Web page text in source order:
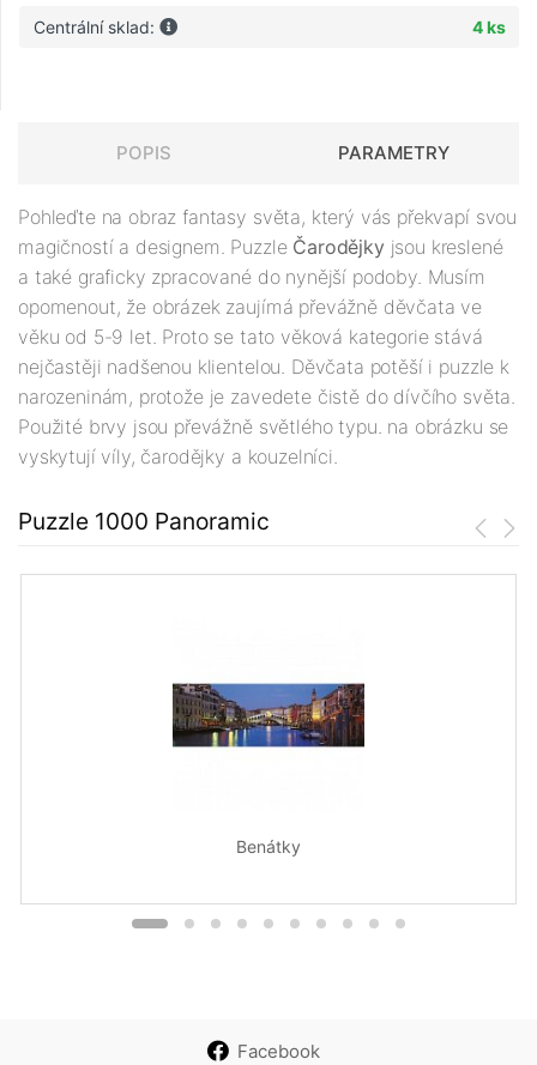
Centrální sklad: 4 ks
POPIS PARAMETRY
Pohleďte na obraz fantasy světa, který vás překvapí svou
magičností a designem. Puzzle Čarodějkyjsou kreslené
a také graficky zpracované do nynější podoby. Musím
opomenout, že obrázek zaujímá převážně děvčata ve
věku od 5-9 let. Proto se tato věková kategorie stává
nejčastěji nadšenou klientelou. Děvčata potěší i puzzle k
narozeninám, protože je zavedete čistě do dívčího světa.
Použité brvy jsou převážně světlého typu. na obrázku se
vyskytují víly, čarodějky a kouzelníci.
Puzzle 1000 Panoramic
Benátky
Facebook